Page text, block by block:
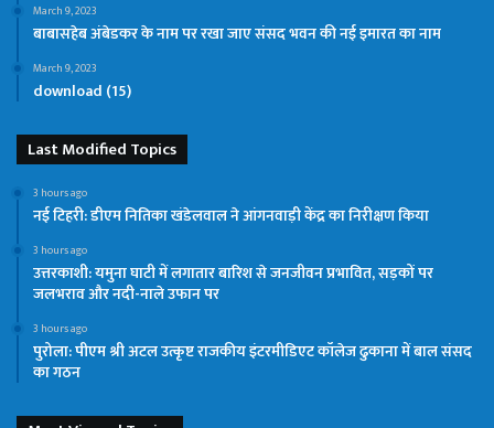
March 9, 2023
बाबासहेब अंबेडकर के नाम पर रखा जाए संसद भवन की नई इमारत का नाम
March 9, 2023
download (15)
Last Modified Topics
3 hours ago
नई टिहरी: डीएम नितिका खंडेलवाल ने आंगनवाड़ी केंद्र का निरीक्षण किया
3 hours ago
उत्तरकाशी: यमुना घाटी में लगातार बारिश से जनजीवन प्रभावित, सड़कों पर
जलभराव और नदी-नाले उफान पर
3 hours ago
पुरोला: पीएम श्री अटल उत्कृष्ट राजकीय इंटरमीडिएट कॉलेज ढुकाना में बाल संसद
का गठन